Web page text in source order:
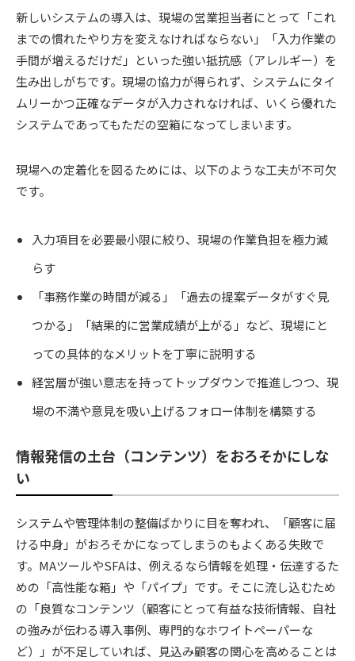
新しいシステムの導入は、現場の営業担当者にとって「これ
までの慣れたやり方を変えなければならない」「入力作業の
手間が増えるだけだ」といった強い抵抗感（アレルギー）を
生み出しがちです。現場の協力が得られず、システムにタイ
ムリーかつ正確なデータが入力されなければ、いくら優れた
システムであってもただの空箱になってしまいます。
現場への定着化を図るためには、以下のような工夫が不可欠
です。
入力項目を必要最小限に絞り、現場の作業負担を極力減
らす
「事務作業の時間が減る」「過去の提案データがすぐ見
つかる」「結果的に営業成績が上がる」など、現場にと
っての具体的なメリットを丁寧に説明する
経営層が強い意志を持ってトップダウンで推進しつつ、現
場の不満や意見を吸い上げるフォロー体制を構築する
情報発信の土台（コンテンツ）をおろそかにしな
い
システムや管理体制の整備ばかりに目を奪われ、「顧客に届
ける中身」がおろそかになってしまうのもよくある失敗で
す。MAツールやSFAは、例えるなら情報を処理・伝達するた
めの「高性能な箱」や「パイプ」です。そこに流し込むため
の「良質なコンテンツ（顧客にとって有益な技術情報、自社
の強みが伝わる導入事例、専門的なホワイトペーパーな
ど）」が不足していれば、見込み顧客の関心を高めることは